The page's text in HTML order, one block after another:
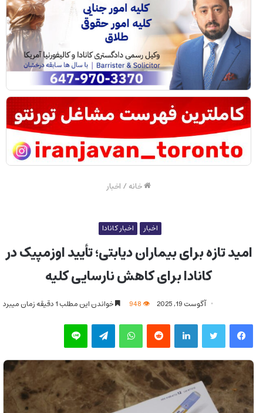
خانه/ اخبار
اخبار اخبار کانادا
امید تازه برای بیماران دیابتی؛ تأیید اوزمپیک در
کانادا برای کاهش نارسایی کلیه
آگوست 19, 2025 خواندن این مطلب 1 دقیقه زمان میبرد
فیس بوک توییتر لینکدین‫رددیت واتس آپ تلگرام لاین